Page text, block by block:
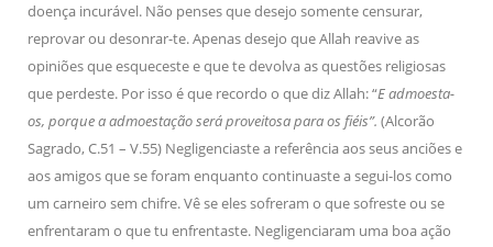
doença incurável. Não penses que desejo somente censurar,
reprovar ou desonrar-te. Apenas desejo que Allah reavive as
opiniões que esqueceste e que te devolva as questões religiosas
que perdeste. Por isso é que recordo o que diz Allah: “E admoesta-
os, porque a admoestação será proveitosa para os fiéis”. (Alcorão
Sagrado, C.51 – V.55) Negligenciaste a referência aos seus anciões e
aos amigos que se foram enquanto continuaste a segui-los como
um carneiro sem chifre. Vê se eles sofreram o que sofreste ou se
enfrentaram o que tu enfrentaste. Negligenciaram uma boa ação